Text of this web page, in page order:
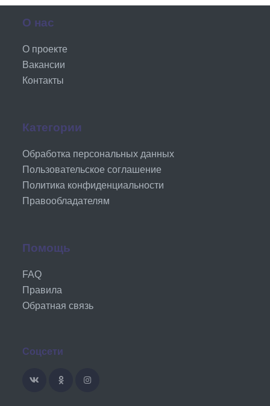
О нас
О проекте
Вакансии
Контакты
Категории
Обработка персональных данных
Пользовательское соглашение
Политика конфиденциальности
Правообладателям
Помощь
FAQ
Правила
Обратная связь
Соцсети